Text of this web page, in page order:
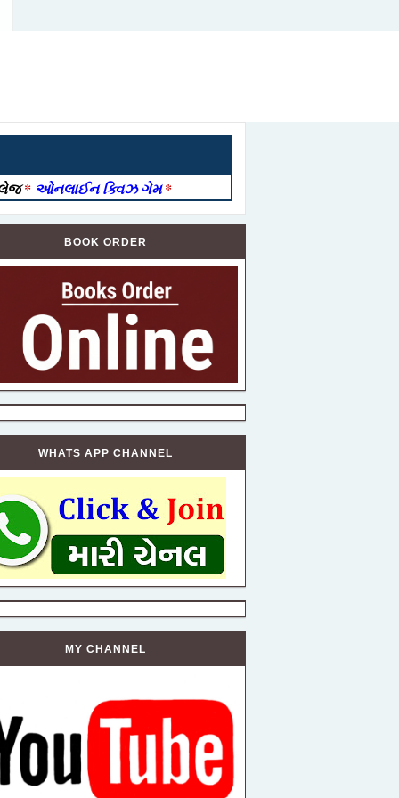
* ઓનલાઈન ક્વિઝ ગેમ*
BOOK ORDER
WHATS APP CHANNEL
MY CHANNEL